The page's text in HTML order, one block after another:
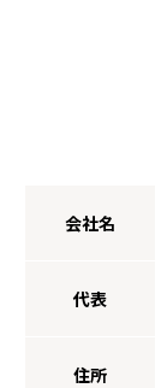
会社名
代表
住所